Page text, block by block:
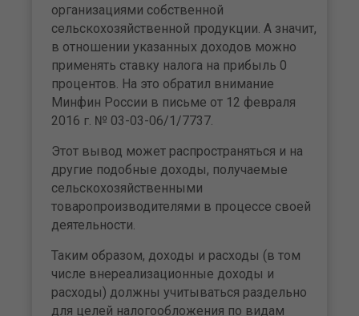
организациями собственной
сельскохозяйственной продукции. А значит,
в отношении указанных доходов можно
применять ставку налога на прибыль 0
процентов. На это обратил внимание
Минфин России в письме от 12 февраля
2016 г. № 03-03-06/1/7737.
Этот вывод может распространяться и на
другие подобные доходы, получаемые
сельскохозяйственными
товаропроизводителями в процессе своей
деятельности.
Таким образом, доходы и расходы (в том
числе внереализационные доходы и
расходы) должны учитываться раздельно
для целей налогообложения по видам